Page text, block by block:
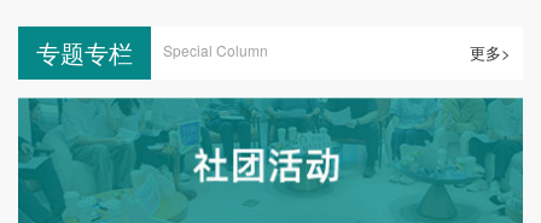
专题专栏 Special Column 更多>